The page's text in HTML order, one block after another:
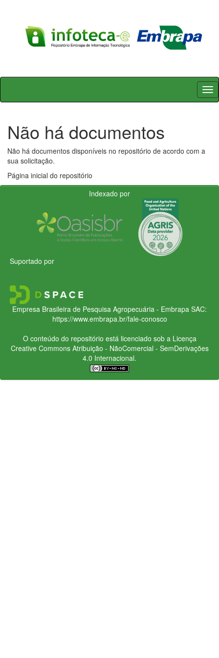
Skip
Não há documentos
Não há documentos disponíveis no repositório de acordo com a
sua solicitação.
Página inicial do repositório
Indexado por
Suportado por
Empresa Brasileira de Pesquisa Agropecuária - Embrapa SAC:
https://www.embrapa.br/fale-conosco
O conteúdo do repositório está licenciado sob a Licença
Creative CommonsAtribuição - NãoComercial - SemDerivações
4.0 Internacional.